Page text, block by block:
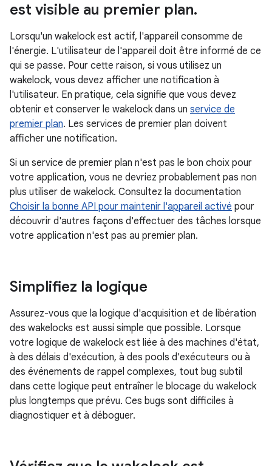
est visible au premier plan.
Lorsqu'un wakelock est actif, l'appareil consomme de
l'énergie. L'utilisateur de l'appareil doit être informé de ce
qui se passe. Pour cette raison, si vous utilisez un
wakelock, vous devez afficher une notification à
l'utilisateur. En pratique, cela signifie que vous devez
obtenir et conserver le wakelock dans un service de
premier plan. Les services de premier plan doivent
afficher une notification.
Si un service de premier plan n'est pas le bon choix pour
votre application, vous ne devriez probablement pas non
plus utiliser de wakelock. Consultez la documentation
Choisir la bonne API pour maintenir l'appareil activé pour
découvrir d'autres façons d'effectuer des tâches lorsque
votre application n'est pas au premier plan.
Simplifiez la logique
Assurez-vous que la logique d'acquisition et de libération
des wakelocks est aussi simple que possible. Lorsque
votre logique de wakelock est liée à des machines d'état,
à des délais d'exécution, à des pools d'exécuteurs ou à
des événements de rappel complexes, tout bug subtil
dans cette logique peut entraîner le blocage du wakelock
plus longtemps que prévu. Ces bugs sont difficiles à
diagnostiquer et à déboguer.